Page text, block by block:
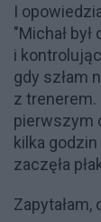
I
"Michał
i
gdy szłam
z trenerem.
pierwszym
kilka
zaczęła
Zapytałam,